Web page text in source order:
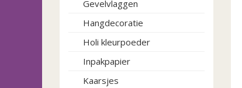
Gevelvlaggen
Hangdecoratie
Holi kleurpoeder
Inpakpapier
Kaarsjes